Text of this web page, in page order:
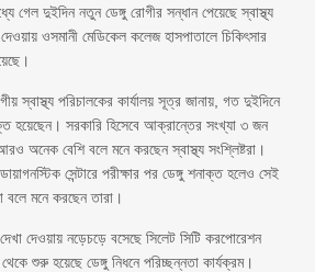
গেল দুইদিন নতুন ডেঙ্গু রোগীর সন্ধান পেয়েছে স্বাস্থ্য
ওসমানী মেডিকেল কলেজ হাসপাতালে চিকিৎসার
স্বাস্থ্য পরিচালকের কার্যালয় সূত্র জানায়, গত দুইদিনে
হয়েছেন। সরকারি হিসেবে আক্রান্তের সংখ্যা ৩ জন
অনেক বেশি বলে মনে করছেন স্বাস্থ্য সংশ্লিষ্টরা।
সেন্টারে পরীক্ষার পর ডেঙ্গু শনাক্ত হলেও সেই
মনে করছেন তারা।
দেওয়ায় নড়েচড়ে বসেছে সিলেট সিটি করপোরেশন
শুরু হয়েছে ডেঙ্গু নিধনে পরিচ্ছন্নতা কার্যক্রম।